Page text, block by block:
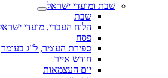
שבת ומועדי ישראל
שבת
הלוח העברי, מועדי
פסח
ספירת העומר, ל"ג בעומר
חודש אייר
יום העצמאות